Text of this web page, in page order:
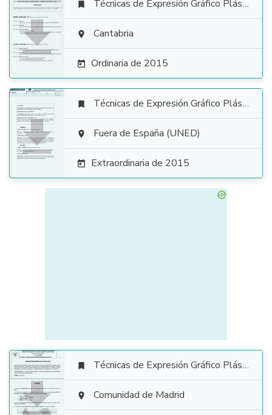

 Técnicas de Expresión Gráfico Plástica
 Cantabria
 Ordinaria de 2015

 Técnicas de Expresión Gráfico Plástica
 Fuera de España (UNED)
 Extraordinaria de 2015

 Técnicas de Expresión Gráfico Plástica
 Comunidad de Madrid